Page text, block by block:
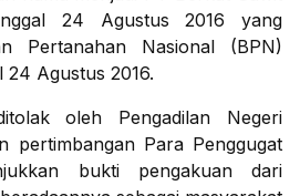
24 Agustus 2016 yang
Pertanahan Nasional (BPN)
Agustus 2016.
oleh Pengadilan Negeri
pertimbangan Para Penggugat
bukti pengakuan dari